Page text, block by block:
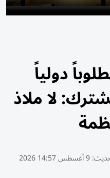
دولياً
لا ملاذ
9 أغسطس 14:57 2026